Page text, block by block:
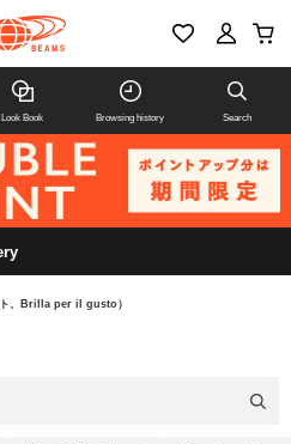
Look Book Browsing history Search
ト、Brilla per il gusto）